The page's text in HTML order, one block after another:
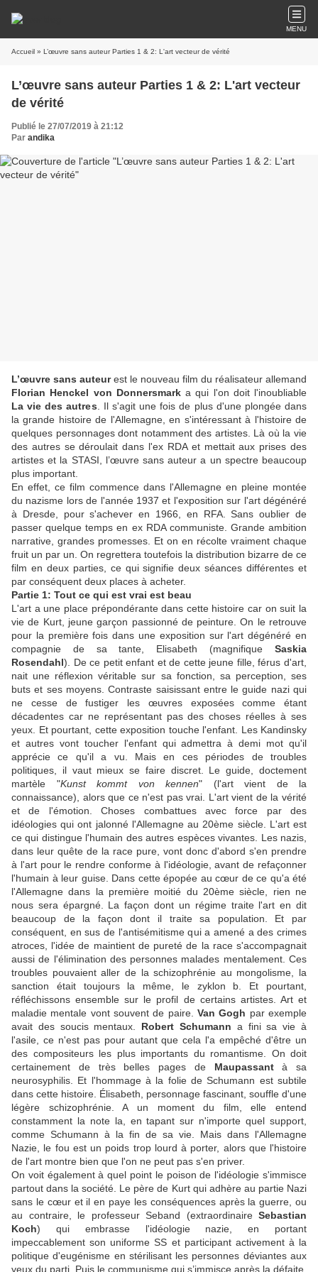
MENU
Accueil » L’œuvre sans auteur Parties 1 & 2: L'art vecteur de vérité
L’œuvre sans auteur Parties 1 & 2: L'art vecteur
de vérité
Publié le 27/07/2019 à 21:12
Par andika
L’œuvre sans auteurest le nouveau film du réalisateur allemand
Florian Henckel von Donnersmark a qui l'on doit l'inoubliable
La vie des autres . Il s'agit une fois de plus d'une plongée dans
la grande histoire de l'Allemagne, en s'intéressant à l'histoire de
quelques personnages dont notamment des artistes. Là où la vie
des autres se déroulait dans l'ex RDA et mettait aux prises des
artistes et la STASI, l’œuvre sans auteur a un spectre beaucoup
plus important.
En effet, ce film commence dans l'Allemagne en pleine montée
du nazisme lors de l'année 1937 et l'exposition sur l'art dégénéré
à Dresde, pour s'achever en 1966, en RFA. Sans oublier de
passer quelque temps en ex RDA communiste. Grande ambition
narrative, grandes promesses. Et on en récolte vraiment chaque
fruit un par un. On regrettera toutefois la distribution bizarre de ce
film en deux parties, ce qui signifie deux séances différentes et
par conséquent deux places à acheter.
Partie 1: Tout ce qui est vrai est beau
L'art a une place prépondérante dans cette histoire car on suit la
vie de Kurt, jeune garçon passionné de peinture. On le retrouve
pour la première fois dans une exposition sur l'art dégénéré en
compagnie de sa tante, Elisabeth (magnifique Saskia
Rosendahl). De ce petit enfant et de cette jeune fille, férus d'art,
nait une réflexion véritable sur sa fonction, sa perception, ses
buts et ses moyens. Contraste saisissant entre le guide nazi qui
ne cesse de fustiger les œuvres exposées comme étant
décadentes car ne représentant pas des choses réelles à ses
yeux. Et pourtant, cette exposition touche l'enfant. Les Kandinsky
et autres vont toucher l'enfant qui admettra à demi mot qu'il
apprécie ce qu'il a vu. Mais en ces périodes de troubles
politiques, il vaut mieux se faire discret. Le guide, doctement
martèle "Kunst kommt von kennen" (l'art vient de la
connaissance), alors que ce n'est pas vrai. L'art vient de la vérité
et de l'émotion. Choses combattues avec force par des
idéologies qui ont jalonné l'Allemagne au 20ème siècle. L'art est
ce qui distingue l'humain des autres espèces vivantes. Les nazis,
dans leur quête de la race pure, vont donc d'abord s'en prendre
à l'art pour le rendre conforme à l'idéologie, avant de refaçonner
l'humain à leur guise. Dans cette épopée au cœur de ce qu'a été
l'Allemagne dans la première moitié du 20ème siècle, rien ne
nous sera épargné. La façon dont un régime traite l'art en dit
beaucoup de la façon dont il traite sa population. Et par
conséquent, en sus de l'antisémitisme qui a amené a des crimes
atroces, l'idée de maintient de pureté de la race s'accompagnait
aussi de l'élimination des personnes malades mentalement. Ces
troubles pouvaient aller de la schizophrénie au mongolisme, la
sanction était toujours la même, le zyklon b. Et pourtant,
réfléchissons ensemble sur le profil de certains artistes. Art et
maladie mentale vont souvent de paire. Van Gogh par exemple
avait des soucis mentaux. Robert Schumann a fini sa vie à
l'asile, ce n'est pas pour autant que cela l'a empêché d'être un
des compositeurs les plus importants du romantisme. On doit
certainement de très belles pages de Maupassantà sa
neurosyphilis. Et l'hommage à la folie de Schumann est subtile
dans cette histoire. Élisabeth, personnage fascinant, souffle d'une
légère schizophrénie. A un moment du film, elle entend
constamment la note la, en tapant sur n'importe quel support,
comme Schumann à la fin de sa vie. Mais dans l'Allemagne
Nazie, le fou est un poids trop lourd à porter, alors que l'histoire
de l'art montre bien que l'on ne peut pas s'en priver.
On voit également à quel point le poison de l'idéologie s'immisce
partout dans la société. Le père de Kurt qui adhère au partie Nazi
sans le cœur et il en paye les conséquences après la guerre, ou
au contraire, le professeur Seband (extraordinaire Sebastian
Koch) qui embrasse l'idéologie nazie, en portant
impeccablement son uniforme SS et participant activement à la
politique d'eugénisme en stérilisant les personnes déviantes aux
yeux du parti. Puis le communisme qui s’immisce après la défaite,